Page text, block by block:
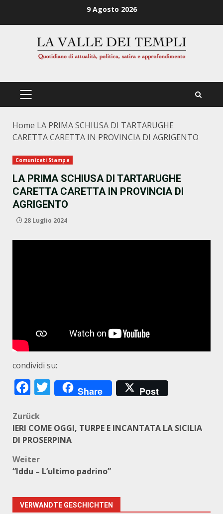
9 Agosto 2026
PRIMÄRES
Home LA PRIMA SCHIUSA DI TARTARUGHE
CARETTA CARETTA IN PROVINCIA DI AGRIGENTO
Comunicati Stampa
LA PRIMA SCHIUSA DI TARTARUGHE
CARETTA CARETTA IN PROVINCIA DI
AGRIGENTO
28 Luglio 2024
condividi su:
Facebook
Twitter
Share Post
Beitragsnavigation
Zurück
IERI COME OGGI, TURPE E INCANTATA LA SICILIA
DI PROSERPINA
Weiter
“Iddu – L’ultimo padrino”
VERWANDTE GESCHICHTEN